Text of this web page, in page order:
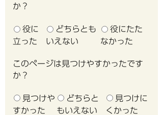
か？
役に
立った
どちらとも
いえない
役にたた
なかった
このページは見つけやすかったです
か？
見つけや
すかった
どちらと
もいえない
見つけに
くかった